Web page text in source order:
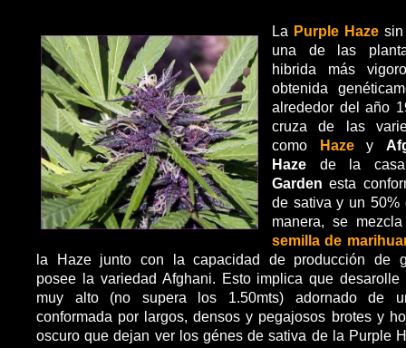
La Purple Haze
una de las
hibrida más
obtenida
alrededor del año
cruza de las
como Haze y
Haze de la
Garden esta
de sativa y un 50%
manera, se
semilla de
la Haze junto con la capacidad de producción de
posee la variedad Afghani. Esto implica que
muy alto (no supera los 1.50mts) adornado de
conformada por largos, densos y pegajosos brotes y
oscuro que dejan ver los génes de sativa de la Purple